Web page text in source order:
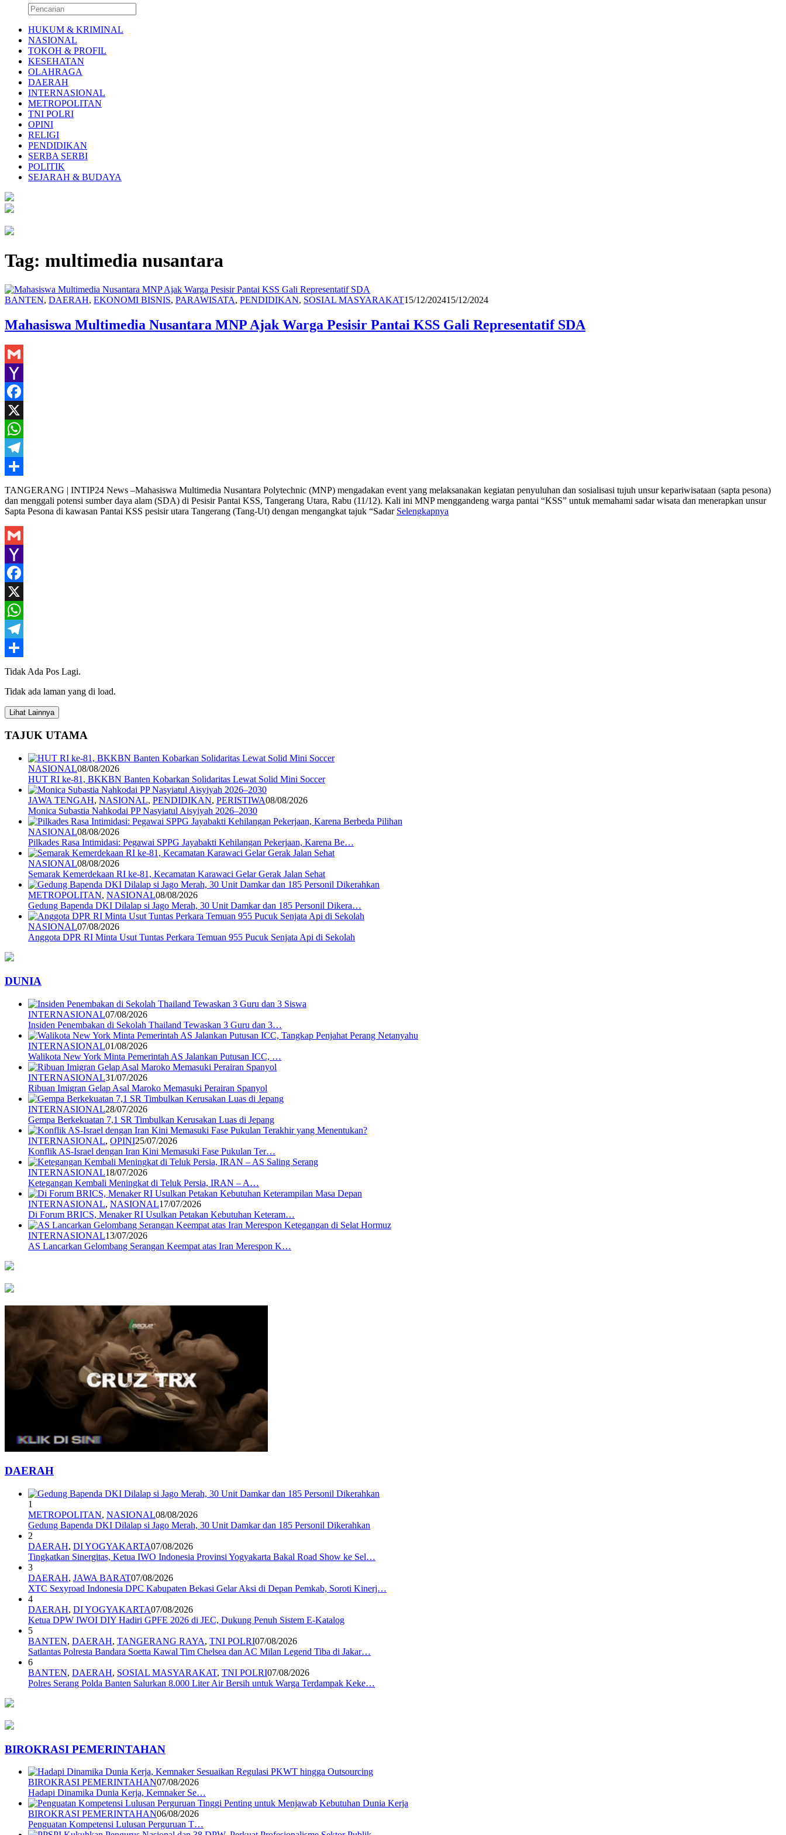
HUKUM & KRIMINAL
NASIONAL
TOKOH & PROFIL
KESEHATAN
OLAHRAGA
DAERAH
INTERNASIONAL
METROPOLITAN
TNI POLRI
OPINI
RELIGI
PENDIDIKAN
SERBA SERBI
POLITIK
SEJARAH & BUDAYA
Tag: multimedia nusantara
BANTEN, DAERAH, EKONOMI BISNIS, PARAWISATA, PENDIDIKAN, SOSIAL MASYARAKATRedaksi
15/12/202415/12/2024
Mahasiswa Multimedia Nusantara MNP Ajak Warga Pesisir Pantai KSS Gali Representatif SDA
Gmail
Yahoo
Mail
Facebook
X
WhatsApp
Telegram
Share
TANGERANG | INTIP24 News –Mahasiswa Multimedia Nusantara Polytechnic (MNP) mengadakan event yang melaksanakan kegiatan penyuluhan dan sosialisasi tujuh unsur kepariwisataan (sapta pesona)
dan menggali potensi sumber daya alam (SDA) di Pesisir Pantai KSS, Tangerang Utara, Rabu (11/12). Kali ini MNP menggandeng warga pantai “KSS” untuk memahami sadar wisata dan menerapkan unsur
Sapta Pesona di kawasan Pantai KSS pesisir utara Tangerang (Tang-Ut) dengan mengangkat tajuk “Sadar Selengkapnya
Gmail
Yahoo
Mail
Facebook
X
WhatsApp
Telegram
Share
Tidak Ada Pos Lagi.
Tidak ada laman yang di load.
Lihat Lainnya
TAJUK UTAMA
NASIONAL08/08/2026
HUT RI ke-81, BKKBN Banten Kobarkan Solidaritas Lewat Solid Mini Soccer
JAWA TENGAH, NASIONAL, PENDIDIKAN, PERISTIWA08/08/2026
Monica Subastia Nahkodai PP Nasyiatul Aisyiyah 2026–2030
NASIONAL08/08/2026
Pilkades Rasa Intimidasi: Pegawai SPPG Jayabakti Kehilangan Pekerjaan, Karena Be…
NASIONAL08/08/2026
Semarak Kemerdekaan RI ke-81, Kecamatan Karawaci Gelar Gerak Jalan Sehat
METROPOLITAN, NASIONAL08/08/2026
Gedung Bapenda DKI Dilalap si Jago Merah, 30 Unit Damkar dan 185 Personil Dikera…
NASIONAL07/08/2026
Anggota DPR RI Minta Usut Tuntas Perkara Temuan 955 Pucuk Senjata Api di Sekolah
DUNIA
INTERNASIONAL07/08/2026
Insiden Penembakan di Sekolah Thailand Tewaskan 3 Guru dan 3…
INTERNASIONAL01/08/2026
Walikota New York Minta Pemerintah AS Jalankan Putusan ICC, …
INTERNASIONAL31/07/2026
Ribuan Imigran Gelap Asal Maroko Memasuki Perairan Spanyol
INTERNASIONAL28/07/2026
Gempa Berkekuatan 7,1 SR Timbulkan Kerusakan Luas di Jepang
INTERNASIONAL, OPINI25/07/2026
Konflik AS-Israel dengan Iran Kini Memasuki Fase Pukulan Ter…
INTERNASIONAL18/07/2026
Ketegangan Kembali Meningkat di Teluk Persia, IRAN – A…
INTERNASIONAL, NASIONAL17/07/2026
Di Forum BRICS, Menaker RI Usulkan Petakan Kebutuhan Keteram…
INTERNASIONAL13/07/2026
AS Lancarkan Gelombang Serangan Keempat atas Iran Merespon K…
DAERAH
1
METROPOLITAN, NASIONAL08/08/2026
Gedung Bapenda DKI Dilalap si Jago Merah, 30 Unit Damkar dan 185 Personil Dikerahkan
2
DAERAH, DI YOGYAKARTA07/08/2026
Tingkatkan Sinergitas, Ketua IWO Indonesia Provinsi Yogyakarta Bakal Road Show ke Sel…
3
DAERAH, JAWA BARAT07/08/2026
XTC Sexyroad Indonesia DPC Kabupaten Bekasi Gelar Aksi di Depan Pemkab, Soroti Kinerj…
4
DAERAH, DI YOGYAKARTA07/08/2026
Ketua DPW IWOI DIY Hadiri GPFE 2026 di JEC, Dukung Penuh Sistem E-Katalog
5
BANTEN, DAERAH, TANGERANG RAYA, TNI POLRI07/08/2026
Satlantas Polresta Bandara Soetta Kawal Tim Chelsea dan AC Milan Legend Tiba di Jakar…
6
BANTEN, DAERAH, SOSIAL MASYARAKAT, TNI POLRI07/08/2026
Polres Serang Polda Banten Salurkan 8.000 Liter Air Bersih untuk Warga Terdampak Keke…
BIROKRASI PEMERINTAHAN
BIROKRASI PEMERINTAHAN07/08/2026
Hadapi Dinamika Dunia Kerja, Kemnaker Se…
BIROKRASI PEMERINTAHAN06/08/2026
Penguatan Kompetensi Lulusan Perguruan T…